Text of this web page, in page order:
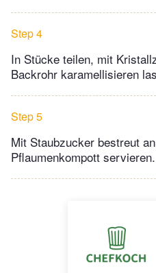
Step 4
In Stücke teilen, mit
Backrohr karamellisieren
Step 5
Mit Staubzucker bestreut
Pflaumenkompott servieren.